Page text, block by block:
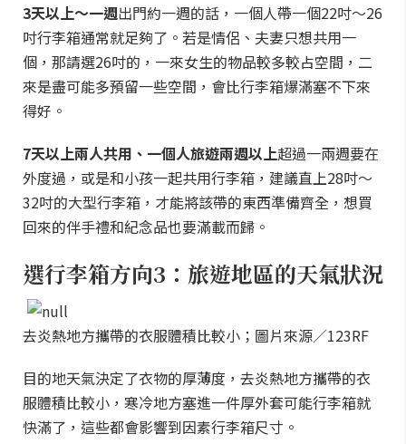
3天以上～一週出門約一週的話，一個人帶一個22吋～26
吋行李箱通常就足夠了。若是情侶、夫妻只想共用一
個，那請選26吋的，一來女生的物品較多較占空間，二
來是盡可能多預留一些空間，會比行李箱爆滿塞不下來
得好。
7天以上兩人共用、一個人旅遊兩週以上超過一兩週要在
外度過，或是和小孩一起共用行李箱，建議直上28吋～
32吋的大型行李箱，才能將該帶的東西準備齊全，想買
回來的伴手禮和紀念品也要滿載而歸。
選行李箱方向3：旅遊地區的天氣狀況
去炎熱地方攜帶的衣服體積比較小；圖片來源／123RF
目的地天氣決定了衣物的厚薄度，去炎熱地方攜帶的衣
服體積比較小，寒冷地方塞進一件厚外套可能行李箱就
快滿了，這些都會影響到因素行李箱尺寸。